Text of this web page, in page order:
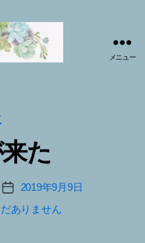
メニュー
た
投
稿
2019年9月9日
ありません